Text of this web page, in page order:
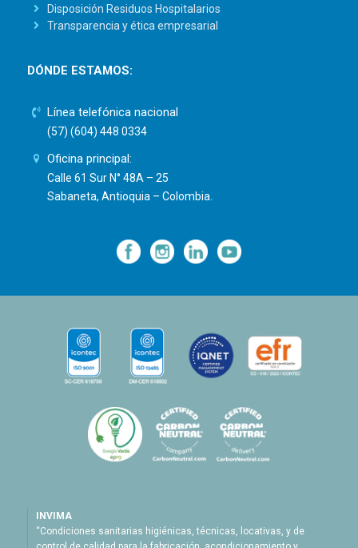
Disposición Residuos Hospitalarios
Transparencia y ética empresarial
DÓNDE ESTAMOS:
Línea telefónica nacional
(57) (604) 448 0334
Oficina principal:
Calle 61 Sur N° 48A – 25
Sabaneta, Antioquia – Colombia.
— — —
INVIMA
“Condiciones sanitarias higiénicas, técnicas, locativas, y de